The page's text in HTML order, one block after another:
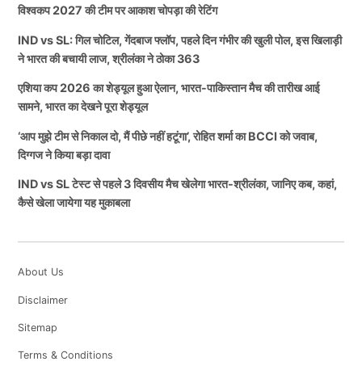
विश्वकप 2027 की टीम पर आकाश चोपड़ा की रेटिंग
IND vs SL: गिल चोटिल, गेंदबाज फ्लॉप, पहले दिन गंभीर की खुली पोल, इस खिलाड़ी
ने भारत की बचायी लाज, श्रीलंका ने ठोका 363
एशिया कप 2026 का शेड्यूल हुआ ऐलान, भारत-पाकिस्तान मैच की तारीख आई
सामने, भारत का देखने पूरा शेड्यूल
‘आप मुझे टीम से निकाल दो, मैं पीछे नहीं हटूंगा’, रोहित शर्मा का BCCI को जवाब,
दिग्गज ने किया बड़ा दावा
IND vs SL टेस्ट से पहले 3 दिवसीय मैच खेलेगा भारत-श्रीलंका, जानिए कब, कहां,
कैसे खेला जायेगा यह मुकाबला
About Us
Disclaimer
Sitemap
Terms & Conditions